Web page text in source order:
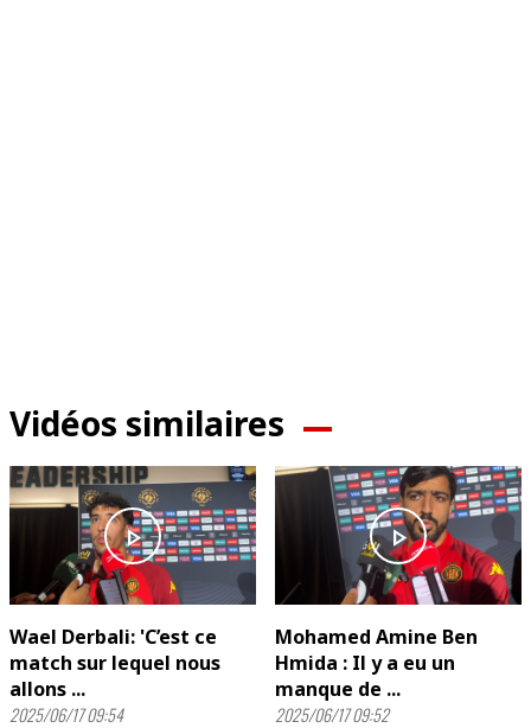
Vidéos similaires
play_arrow
Wael Derbali: 'C’est ce
match sur lequel nous
allons ...
2025/06/17 09:54
play_arrow
Mohamed Amine Ben
Hmida : Il y a eu un
manque de ...
2025/06/17 09:52